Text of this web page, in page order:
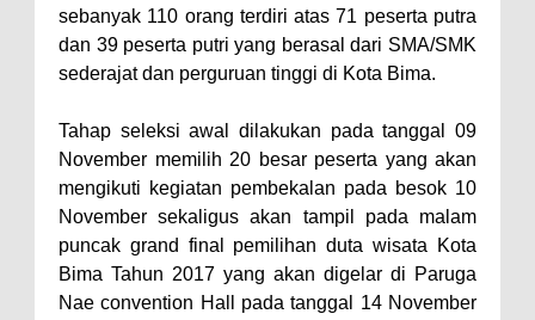
Wakil Wali Kota Bima
Konsultasikan Usulan Inpres
Persiapan DAK 2027 ke BPJN
NTB
Wali Kota Tekankan Disiplin ASN
dan Penguatan Kolaborasi
Wali Kota Bima Hadiri Rakornas
Kelautan dan Perikanan
sebanyak 110 orang terdiri atas 71 peserta putra
dan 39 peserta putri yang berasal dari SMA/SMK
sederajat dan perguruan tinggi di Kota Bima.
Tahap seleksi awal dilakukan pada tanggal 09
November memilih 20 besar peserta yang akan
mengikuti kegiatan pembekalan pada besok 10
November sekaligus akan tampil pada malam
puncak grand final pemilihan duta wisata Kota
Bima Tahun 2017 yang akan digelar di Paruga
Nae convention Hall pada tanggal 14 November